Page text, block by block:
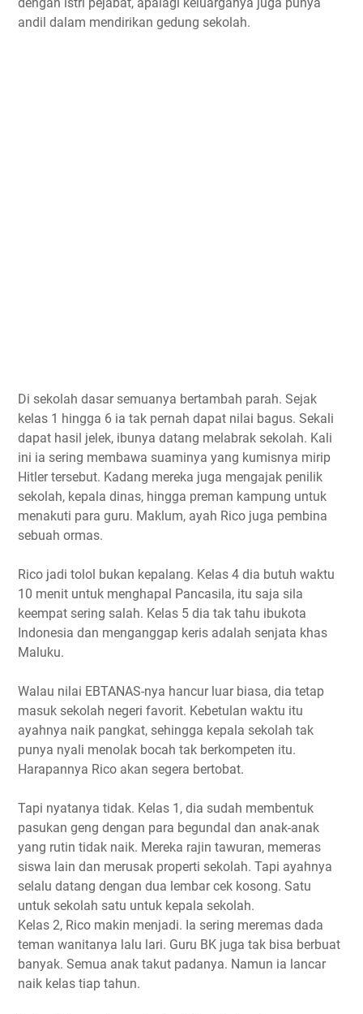
andil dalam mendirikan gedung sekolah.
Di sekolah dasar semuanya bertambah parah. Sejak
kelas 1 hingga 6 ia tak pernah dapat nilai bagus. Sekali
dapat hasil jelek, ibunya datang melabrak sekolah. Kali
ini ia sering membawa suaminya yang kumisnya mirip
Hitler tersebut. Kadang mereka juga mengajak penilik
sekolah, kepala dinas, hingga preman kampung untuk
menakuti para guru. Maklum, ayah Rico juga pembina
sebuah ormas.
Rico jadi tolol bukan kepalang. Kelas 4 dia butuh waktu
10 menit untuk menghapal Pancasila, itu saja sila
keempat sering salah. Kelas 5 dia tak tahu ibukota
Indonesia dan menganggap keris adalah senjata khas
Maluku.
Walau nilai EBTANAS-nya hancur luar biasa, dia tetap
masuk sekolah negeri favorit. Kebetulan waktu itu
ayahnya naik pangkat, sehingga kepala sekolah tak
punya nyali menolak bocah tak berkompeten itu.
Harapannya Rico akan segera bertobat.
Tapi nyatanya tidak. Kelas 1, dia sudah membentuk
pasukan geng dengan para begundal dan anak-anak
yang rutin tidak naik. Mereka rajin tawuran, memeras
siswa lain dan merusak properti sekolah. Tapi ayahnya
selalu datang dengan dua lembar cek kosong. Satu
untuk sekolah satu untuk kepala sekolah.
Kelas 2, Rico makin menjadi. Ia sering meremas dada
teman wanitanya lalu lari. Guru BK juga tak bisa berbuat
banyak. Semua anak takut padanya. Namun ia lancar
naik kelas tiap tahun.